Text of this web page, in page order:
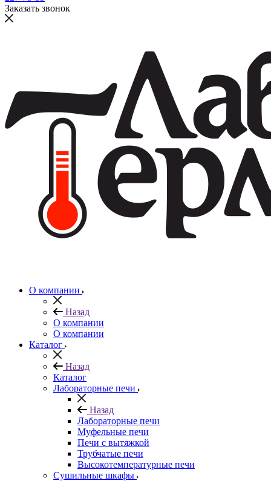
Заказать звонок
О компании
Назад
О компании
О компании
Каталог
Назад
Каталог
Лабораторные печи
Назад
Лабораторные печи
Муфельные печи
Печи с вытяжкой
Трубчатые печи
Высокотемпературные печи
Сушильные шкафы